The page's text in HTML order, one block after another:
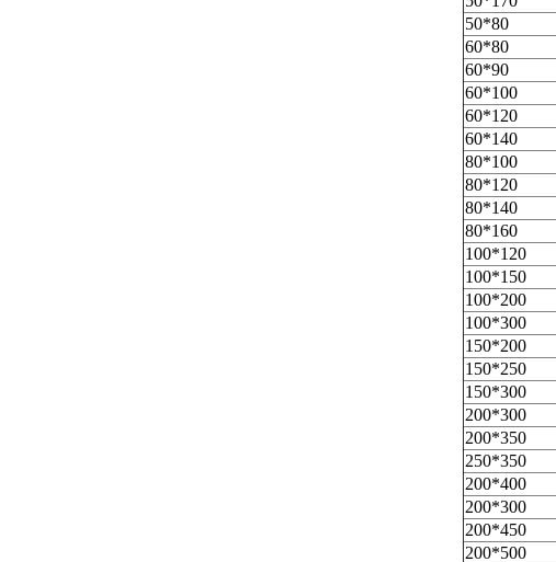
50*80
60*80
60*90
60*100
60*120
60*140
80*100
80*120
80*140
80*160
100*120
100*150
100*200
100*300
150*200
150*250
150*300
200*300
200*350
250*350
200*400
200*300
200*450
200*500